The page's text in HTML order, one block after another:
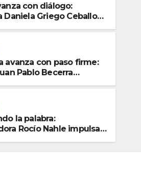
local:
gratuito
Mar 2026
REDACCIÓN
con diálogo:
Daniela Griego Ceballos
avanza con paso firme:
Pablo Becerra
la palabra:
Rocío Nahle impulsa